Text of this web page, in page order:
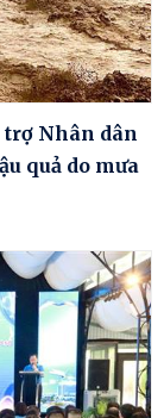
Nhân dân
quả do mưa